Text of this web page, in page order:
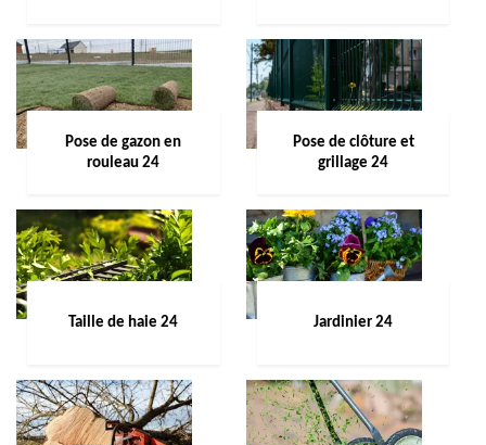
Pose de gazon en
rouleau 24
Pose de clôture et
grillage 24
Taille de haie 24 Jardinier 24